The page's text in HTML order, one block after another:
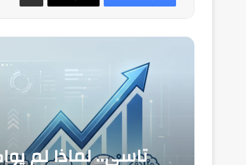
تاسي.. لماذا لم